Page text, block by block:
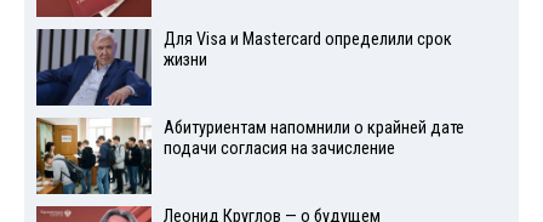
Для Visа и Mastercard определили срок
жизни
Абитуриентам напомнили о крайней дате
подачи согласия на зачисление
Леонид Круглов — о будущем